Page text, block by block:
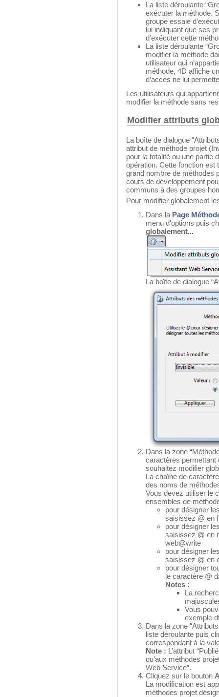
La liste déroulante
exécuter la méthode.
groupe essaie
lui indiquant que ses
d’exécuter cette
La liste déroulante
modifier la méthode
utilisateur qui
méthode, 4D affiche
d’accès ne lui
Les utilisateurs qui
modifier la méthode sans
Modifier attributs
La boîte de dialogue
attribut de méthode projet
pour la totalité ou une partie
opération. Cette fonction est
grand nombre de méthodes
cours de développement
communs à des groupes
Pour modifier globalement
Dans la Page
menu d'options puis
globalement...
La boîte de dialogue
Dans la zone
caractères permettant
souhaitez modifier
La chaîne de
des noms de
Vous devez utiliser le
ensembles de
pour désigner
saisissez @ en
pour désigner
saisissez @ en
web@write
pour désigner
saisissez @ en
pour désigner
le caractère @
Notes :
La
Vous
exemple
Dans la zone
liste déroulante puis
correspondant à la
Note : L’attribut
qu’aux méthodes
Web Service”.
Cliquez sur le bouton
La modification est
méthodes projet